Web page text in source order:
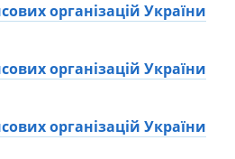
організацій України
організацій України
організацій України